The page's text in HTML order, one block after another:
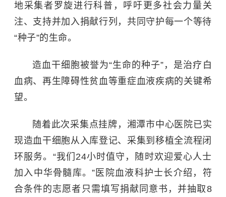
地采集者罗旋进行科普，呼吁更多社会力量关
注、支持并加入捐献行列，共同守护每一个等待
“种子”的生命。
造血干细胞被誉为“生命的种子”，是治疗 白
血病、再生障碍性贫血等重症血液疾病的关键希
望。
随着此次采集点挂牌，湘潭市中心医院已实
现造血干细胞从入库登记、采集到移植全流程闭
环服务。“我们24小时值守，随时欢迎爱心人士
加入中华骨髓库。”医院血液科护士长介绍，符
合条件的志愿者只需填写捐献同意书，并抽取8